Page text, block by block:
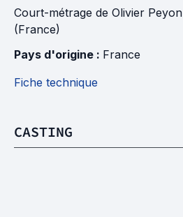
Court-métrage de Olivier Peyon
(France)
Pays d'origine : France
Fiche technique
CASTING